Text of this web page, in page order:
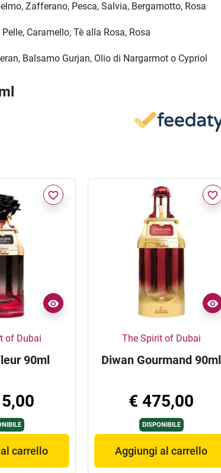
Zafferano, Pesca, Salvia, Bergamotto, Rosa
Caramello, Tè alla Rosa, Rosa
Balsamo Gurjan, Olio di Nargarmot o Cypriol
favorite_border
of Dubai
90ml
carrello
favorite_border
The Spirit of Dubai
Diwan Gourmand 90ml
€ 475,00
DISPONIBILE
Aggiungi al carrello